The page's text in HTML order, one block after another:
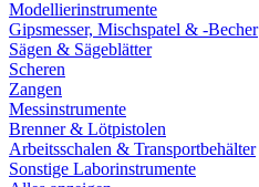
Modellierinstrumente
Gipsmesser, Mischspatel & -Becher
Sägen & Sägeblätter
Scheren
Zangen
Messinstrumente
Brenner & Lötpistolen
Arbeitsschalen & Transportbehälter
Sonstige Laborinstrumente